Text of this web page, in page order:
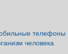
телефоны
человека